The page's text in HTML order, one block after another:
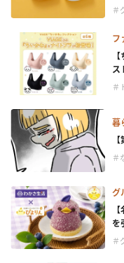
＃
フ
ス
＃
暮
＃
グ
を
＃